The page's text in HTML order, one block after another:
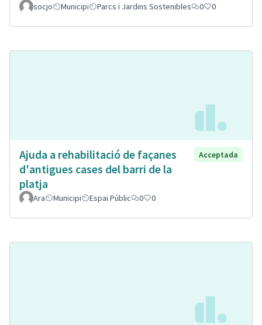
socjo
Municipi Parcs i Jardins Sostenibles 0 0
Ajuda a rehabilitació de façanes
d'antigues cases del barri de la
platja
Acceptada
Ara Municipi Espai Públic 0 0